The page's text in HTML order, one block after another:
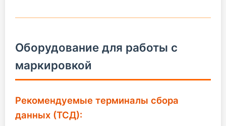
Оборудование для работы с
маркировкой
Рекомендуемые терминалы сбора
данных (ТСД):